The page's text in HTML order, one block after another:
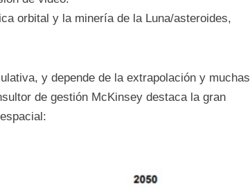
orbital y la minería de la Luna/asteroides,
y depende de la extrapolación y muchas
de gestión McKinsey destaca la gran